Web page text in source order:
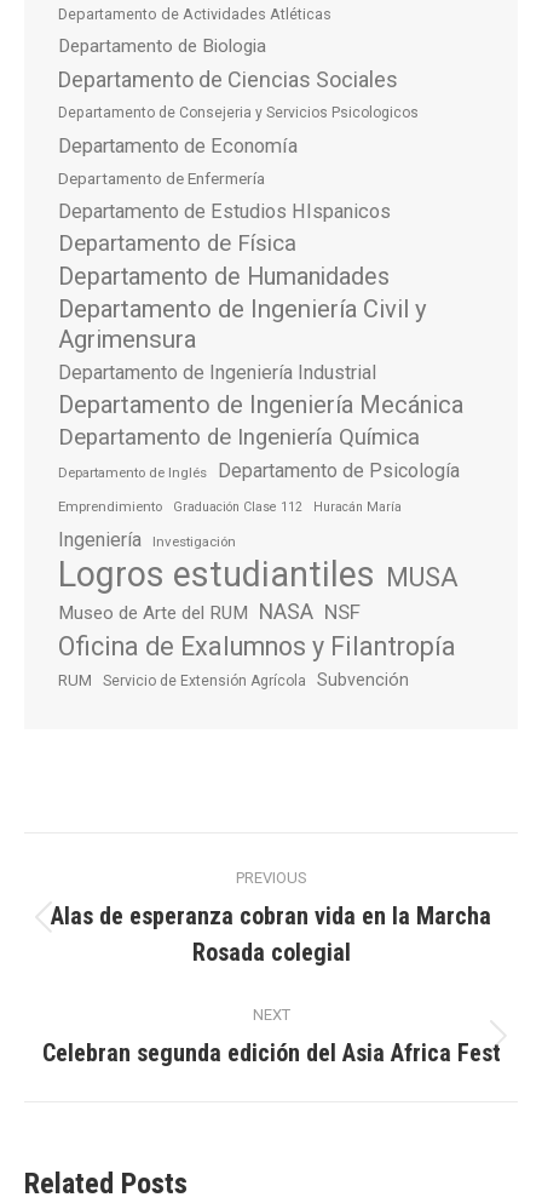
Departamento de Actividades Atléticas
Departamento de Biologia
Departamento de Ciencias Sociales
Departamento de Consejeria y Servicios Psicologicos
Departamento de Economía
Departamento de Enfermería
Departamento de Estudios HIspanicos
Departamento de Física
Departamento de Humanidades
Departamento de Ingeniería Civil y
Agrimensura
Departamento de Ingeniería Industrial
Departamento de Ingeniería Mecánica
Departamento de Ingeniería Química
Departamento de Inglés Departamento de Psicología
Emprendimiento Graduación Clase 112 Huracán María
Ingeniería Investigación
Logros estudiantiles MUSA
Museo de Arte del RUM NASA NSF
Oficina de Exalumnos y Filantropía
RUM Servicio de Extensión Agrícola Subvención
navigation
PREVIOUS
Previous
post:
Alas de esperanza cobran vida en la Marcha
Rosada colegial
NEXT
Next
Celebran segunda edición del Asia Africa Fest
Related Posts